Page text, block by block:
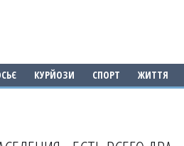
КУРЙОЗИ СПОРТ ЖИТТЯ